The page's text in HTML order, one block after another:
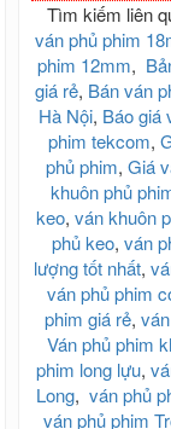
Tìm kiếm liên
ván phủ phim
phim 12mm,
giá rẻ, Bán ván
Hà Nội, Báo giá
phim tekcom,
phủ phim, Giá
khuôn phủ
keo, ván khuôn
phủ keo, ván
lượng tốt nhất,
ván phủ phim
phim giá rẻ,
Ván phủ phim
phim long lựu,
Long, ván phủ
ván phủ phim